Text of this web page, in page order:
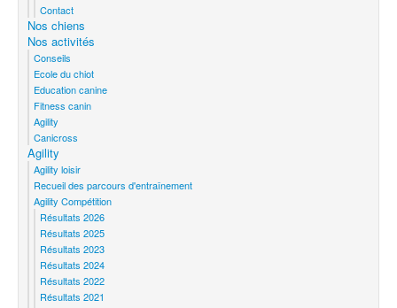
Contact
Nos chiens
Nos activités
Conseils
Ecole du chiot
Education canine
Fitness canin
Agility
Canicross
Agility
Agility loisir
Recueil des parcours d'entraînement
Agility Compétition
Résultats 2026
Résultats 2025
Résultats 2023
Résultats 2024
Résultats 2022
Résultats 2021